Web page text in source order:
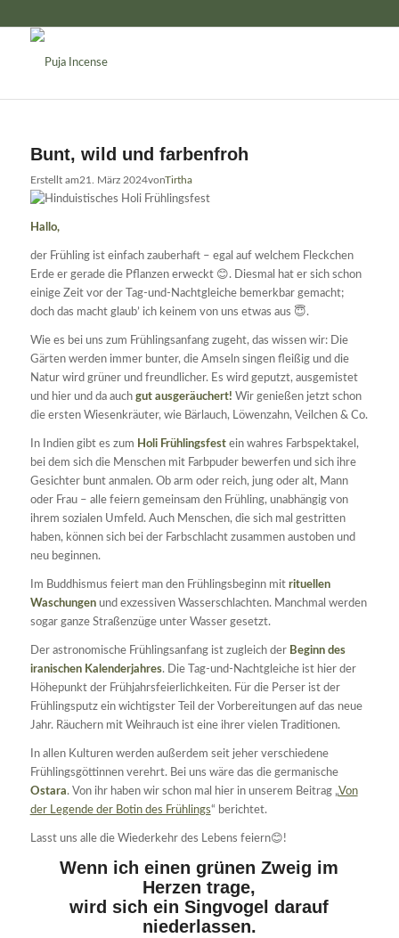
Bunt, wild und farbenfroh
Erstellt am21. März 2024vonTirtha
Hallo,
der Frühling ist einfach zauberhaft – egal auf welchem Fleckchen
Erde er gerade die Pflanzen erweckt 😊. Diesmal hat er sich schon
einige Zeit vor der Tag-und-Nachtgleiche bemerkbar gemacht;
doch das macht glaub’ ich keinem von uns etwas aus 😇.
Wie es bei uns zum Frühlingsanfang zugeht, das wissen wir: Die
Gärten werden immer bunter, die Amseln singen fleißig und die
Natur wird grüner und freundlicher. Es wird geputzt, ausgemistet
und hier und da auch gut ausgeräuchert! Wir genießen jetzt schon
die ersten Wiesenkräuter, wie Bärlauch, Löwenzahn, Veilchen & Co.
In Indien gibt es zum Holi Frühlingsfestein wahres Farbspektakel,
bei dem sich die Menschen mit Farbpuder bewerfen und sich ihre
Gesichter bunt anmalen. Ob arm oder reich, jung oder alt, Mann
oder Frau – alle feiern gemeinsam den Frühling, unabhängig von
ihrem sozialen Umfeld. Auch Menschen, die sich mal gestritten
haben, können sich bei der Farbschlacht zusammen austoben und
neu beginnen.
Im Buddhismus feiert man den Frühlingsbeginn mit rituellen
Waschungenund exzessiven Wasserschlachten. Manchmal werden
sogar ganze Straßenzüge unter Wasser gesetzt.
Der astronomische Frühlingsanfang ist zugleich der Beginn des
iranischen Kalenderjahres. Die Tag-und-Nachtgleiche ist hier der
Höhepunkt der Frühjahrsfeierlichkeiten. Für die Perser ist der
Frühlingsputz ein wichtigster Teil der Vorbereitungen auf das neue
Jahr. Räuchern mit Weihrauch ist eine ihrer vielen Traditionen.
In allen Kulturen werden außerdem seit jeher verschiedene
Frühlingsgöttinnen verehrt. Bei uns wäre das die germanische
Ostara. Von ihr haben wir schon mal hier in unserem Beitrag „Von
der Legende der Botin des Frühlings“ berichtet.
Lasst uns alle die Wiederkehr des Lebens feiern😊!
Wenn ich einen grünen Zweig im
Herzen trage,
wird sich ein Singvogel darauf
niederlassen.